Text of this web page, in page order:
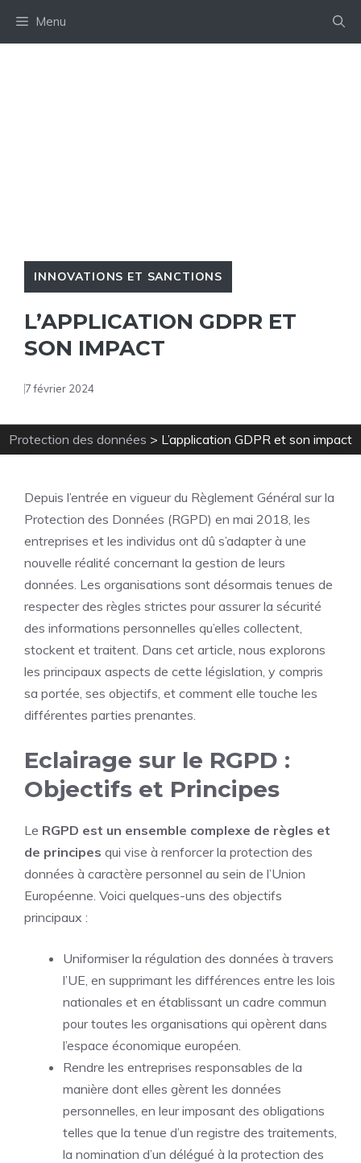
Menu
INNOVATIONS ET SANCTIONS
L’APPLICATION GDPR ET
SON IMPACT
7 février 2024
Protection des données > L’application GDPR et son impact
Depuis l’entrée en vigueur du Règlement Général sur la
Protection des Données (RGPD) en mai 2018, les
entreprises et les individus ont dû s’adapter à une
nouvelle réalité concernant la gestion de leurs
données. Les organisations sont désormais tenues de
respecter des règles strictes pour assurer la sécurité
des informations personnelles qu’elles collectent,
stockent et traitent. Dans cet article, nous explorons
les principaux aspects de cette législation, y compris
sa portée, ses objectifs, et comment elle touche les
différentes parties prenantes.
Eclairage sur le RGPD :
Objectifs et Principes
Le RGPD est un ensemble complexe de règles et
de principes qui vise à renforcer la protection des
données à caractère personnel au sein de l’Union
Européenne. Voici quelques-uns des objectifs
principaux :
Uniformiser la régulation des données à travers
l’UE, en supprimant les différences entre les lois
nationales et en établissant un cadre commun
pour toutes les organisations qui opèrent dans
l’espace économique européen.
Rendre les entreprises responsables de la
manière dont elles gèrent les données
personnelles, en leur imposant des obligations
telles que la tenue d’un registre des traitements,
la nomination d’un délégué à la protection des